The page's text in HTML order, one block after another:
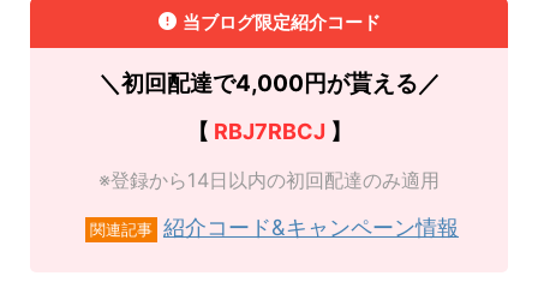
当ブログ限定紹介コード
＼初回配達で4,000円が貰える／
【 RBJ7RBCJ 】
※登録から14日以内の初回配達のみ適用
関連記事 紹介コード&キャンペーン情報